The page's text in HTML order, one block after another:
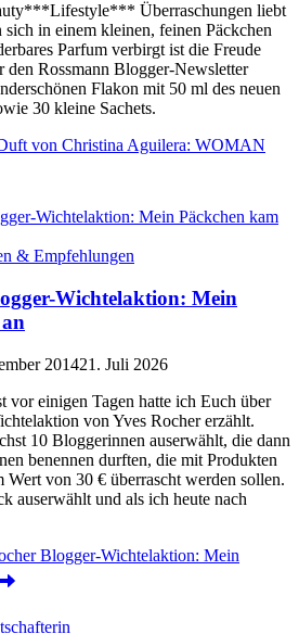
Überraschungen liebt
in einem kleinen, feinen Päckchen
Parfum verbirgt ist die Freude
den Rossmann Blogger-Newsletter
Flakon mit 50 ml des neuen
30 kleine Sachets.
von Christina Aguilera: WOMAN
& Empfehlungen
Wichtelaktion: Mein
201421. Juli 2026
einigen Tagen hatte ich Euch über
von Yves Rocher erzählt.
10 Bloggerinnen auserwählt, die dann
benennen durften, die mit Produkten
Wert von 30 € überrascht werden sollen.
auserwählt und als ich heute nach
Blogger-Wichtelaktion: Mein